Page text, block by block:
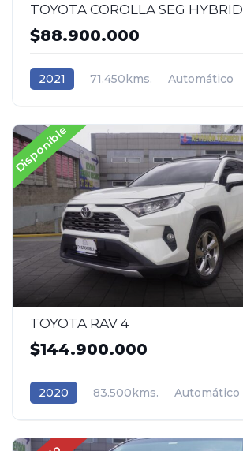
TOYOTA COROLLA SEG HYBRID
$88.900.000
2021 71.450kms. Automático
Disponible
TOYOTA RAV 4
$144.900.000
2020 83.500kms. Automático